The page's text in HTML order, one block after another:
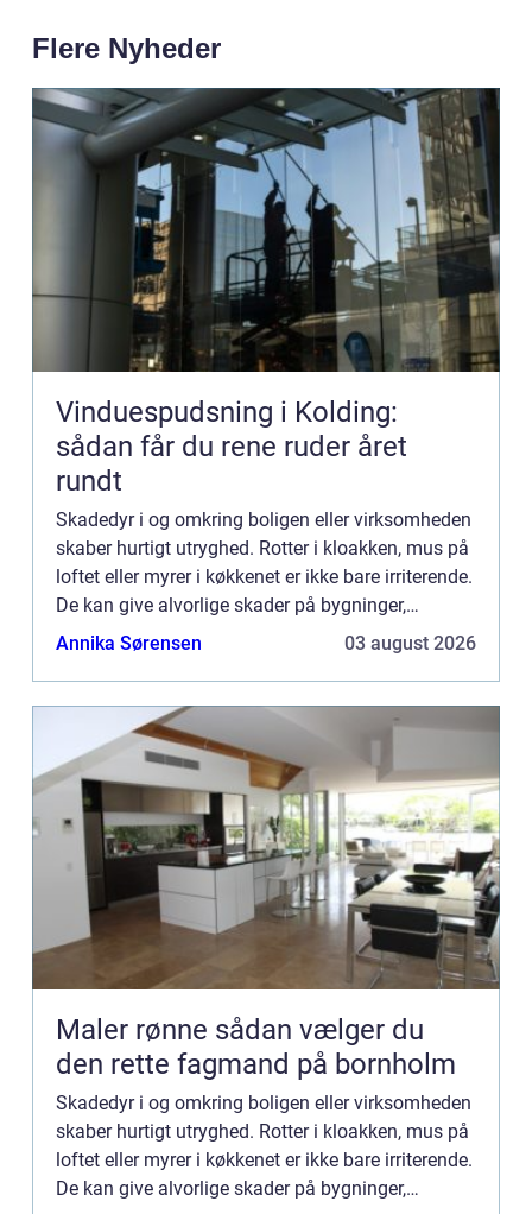
Flere Nyheder
Vinduespudsning i Kolding:
sådan får du rene ruder året
rundt
Skadedyr i og omkring boligen eller virksomheden
skaber hurtigt utryghed. Rotter i kloakken, mus på
loftet eller myrer i køkkenet er ikke bare irriterende.
De kan give alvorlige skader på bygninger,
inventar og i værste fald ...
Annika Sørensen 03 august 2026
Maler rønne sådan vælger du
den rette fagmand på bornholm
Skadedyr i og omkring boligen eller virksomheden
skaber hurtigt utryghed. Rotter i kloakken, mus på
loftet eller myrer i køkkenet er ikke bare irriterende.
De kan give alvorlige skader på bygninger,